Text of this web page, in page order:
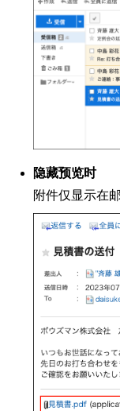
隐藏预览时
附件仅显示在